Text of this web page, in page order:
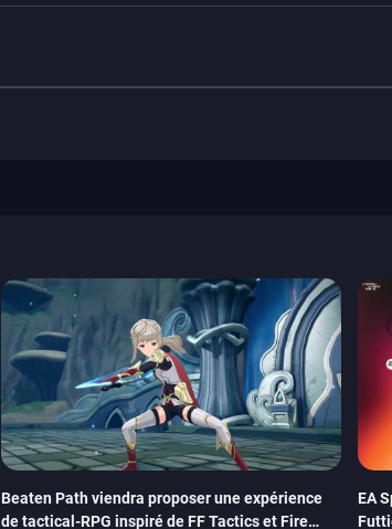
Beaten Path viendra proposer une expérience
de tactical-RPG inspiré de FF Tactics et Fire
EA